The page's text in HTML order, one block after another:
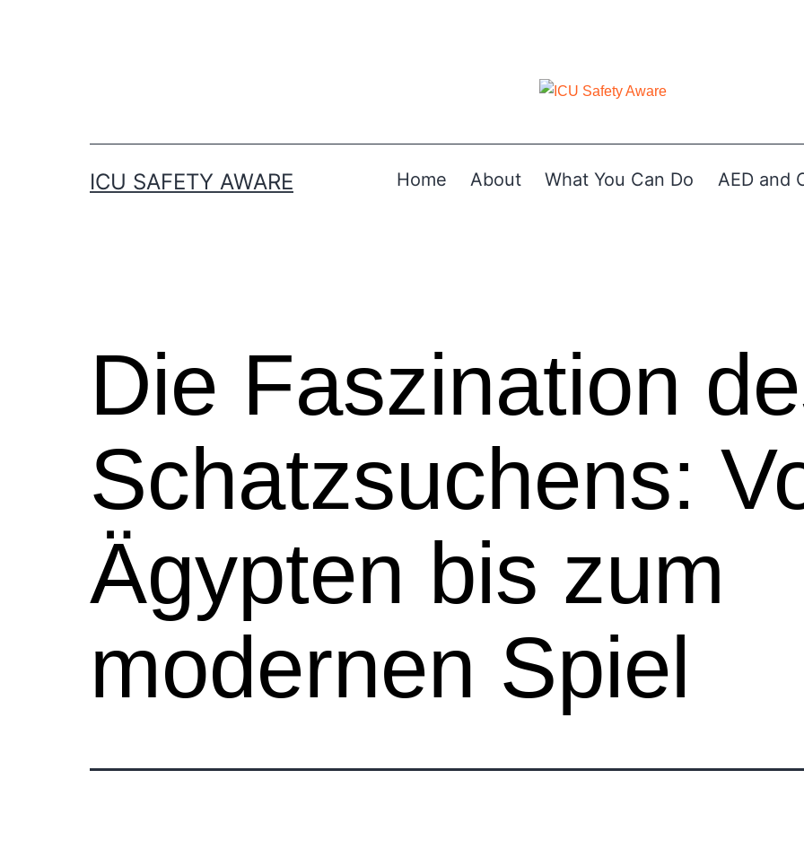
ICU SAFETY AWARE Home About What You Can Do AED and
Die Faszination
Schatzsuchens:
Ägypten bis zum
modernen Spiel